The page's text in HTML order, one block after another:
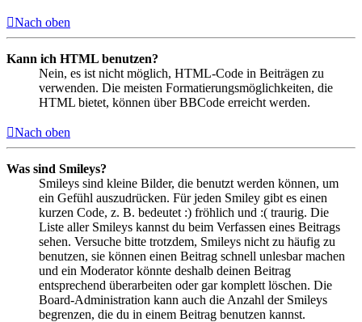
Nach oben
Kann ich HTML benutzen?
Nein, es ist nicht möglich, HTML-Code in Beiträgen zu
verwenden. Die meisten Formatierungsmöglichkeiten, die
HTML bietet, können über BBCode erreicht werden.
Nach oben
Was sind Smileys?
Smileys sind kleine Bilder, die benutzt werden können, um
ein Gefühl auszudrücken. Für jeden Smiley gibt es einen
kurzen Code, z. B. bedeutet :) fröhlich und :( traurig. Die
Liste aller Smileys kannst du beim Verfassen eines Beitrags
sehen. Versuche bitte trotzdem, Smileys nicht zu häufig zu
benutzen, sie können einen Beitrag schnell unlesbar machen
und ein Moderator könnte deshalb deinen Beitrag
entsprechend überarbeiten oder gar komplett löschen. Die
Board-Administration kann auch die Anzahl der Smileys
begrenzen, die du in einem Beitrag benutzen kannst.